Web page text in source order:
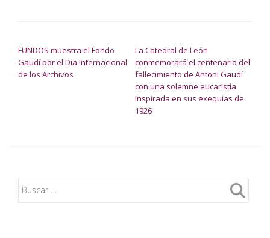
FUNDOS muestra el Fondo
Gaudí por el Día Internacional
de los Archivos
La Catedral de León
conmemorará el centenario del
fallecimiento de Antoni Gaudí
con una solemne eucaristía
inspirada en sus exequias de
1926